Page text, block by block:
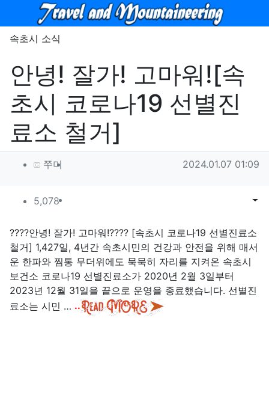
메뉴
속초시 소식
안녕! 잘가! 고마워![속
초시 코로나19 선별진
료소 철거]
작성자 정보
쭈미 작성일
2024.01.07 01:09
컨텐츠 정보
5,078조회 목록게
본문
????안녕! 잘가! 고마워!???? [속초시 코로나19 선별진료소
철거] 1,427일, 4년간 속초시민의 건강과 안전을 위해 매서
운 한파와 찜통 무더위에도 묵묵히 자리를 지켜온 속초시
보건소 코로나19 선별진료소가 2020년 2월 3일부터
2023년 12월 31일을 끝으로 운영을 종료했습니다. 선별진
료소는 시민 … ..